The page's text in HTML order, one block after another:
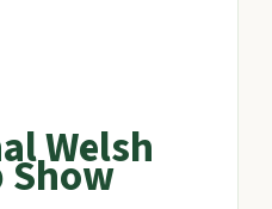
Welsh
Show